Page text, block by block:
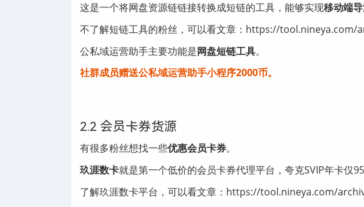
这是一个将网盘资源链链接转换成短链的工具，能够实现移动端
不了解短链工具的粉丝，可以看文章：https://tool.nineya.com/
公私域运营助手主要功能是网盘短链工具。
社群成员赠送公私域运营助手小程序2000币。
2.2 会员卡券货源
有很多粉丝想找一些优惠会员卡券。
玖涯数卡就是第一个低价的会员卡券代理平台，夸克SVIP年卡仅95
了解玖涯数卡平台，可以看文章：https://tool.nineya.com/